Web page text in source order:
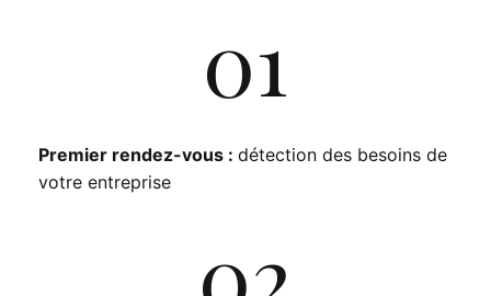
01
Premier rendez-vous : détection des besoins de
votre entreprise